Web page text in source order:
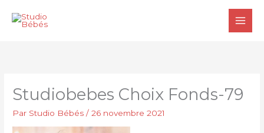
Studiobebes Choix Fonds-79
Par Studio Bébés/26 novembre 2021